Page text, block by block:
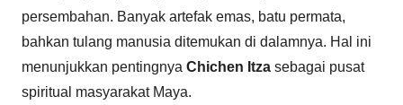
persembahan. Banyak artefak emas, batu permata,
bahkan tulang manusia ditemukan di dalamnya. Hal ini
menunjukkan pentingnya Chichen Itza sebagai pusat
spiritual masyarakat Maya.